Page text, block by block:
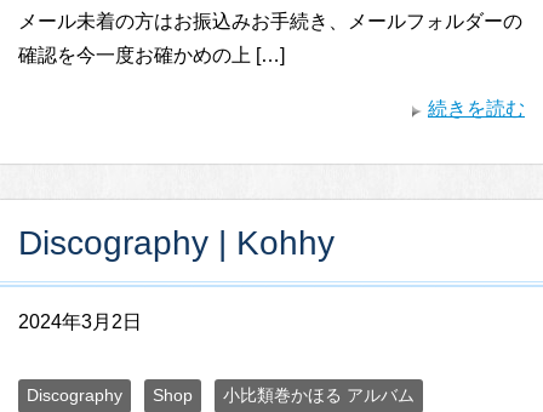
メール未着の方はお振込みお手続き、メールフォルダーの
確認を今一度お確かめの上 […]
続きを読む
Discography | Kohhy
2024年3月2日
Discography Shop 小比類巻かほる アルバム